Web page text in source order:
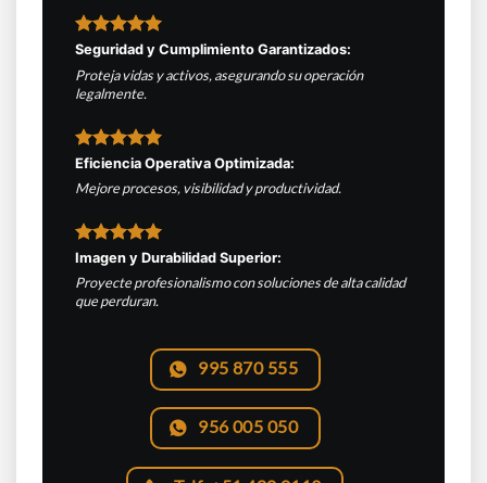
Seguridad y Cumplimiento Garantizados:
Proteja vidas y activos, asegurando su operación
legalmente.
Eficiencia Operativa Optimizada:
Mejore procesos, visibilidad y productividad.
Imagen y Durabilidad Superior:
Proyecte profesionalismo con soluciones de alta calidad
que perduran.
995 870 555
956 005 050